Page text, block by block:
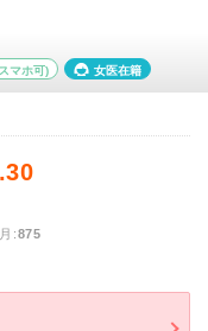
マホ可) 女医在籍
:875